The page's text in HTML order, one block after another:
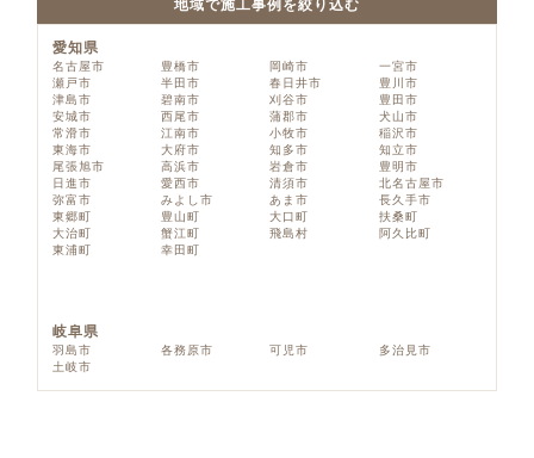
地域で施工事例を絞り込む
愛知県
名古屋市 豊橋市 岡崎市
一宮市
瀬戸市
半田市 春日井市
豊川市
津島市
碧南市 刈谷市
豊田市
安城市
西尾市 蒲郡市
犬山市
常滑市
江南市 小牧市
稲沢市
東海市
大府市 知多市
知立市
尾張旭市
高浜市 岩倉市
豊明市
日進市
愛西市 清須市
北名古屋市
弥富市
みよし市 あま市
長久手市
東郷町
豊山町 大口町
扶桑町
大治町
蟹江町 飛島村
阿久比町
東浦町
幸田町
岐阜県
羽島市 各務原市 可児市
多治見市
土岐市